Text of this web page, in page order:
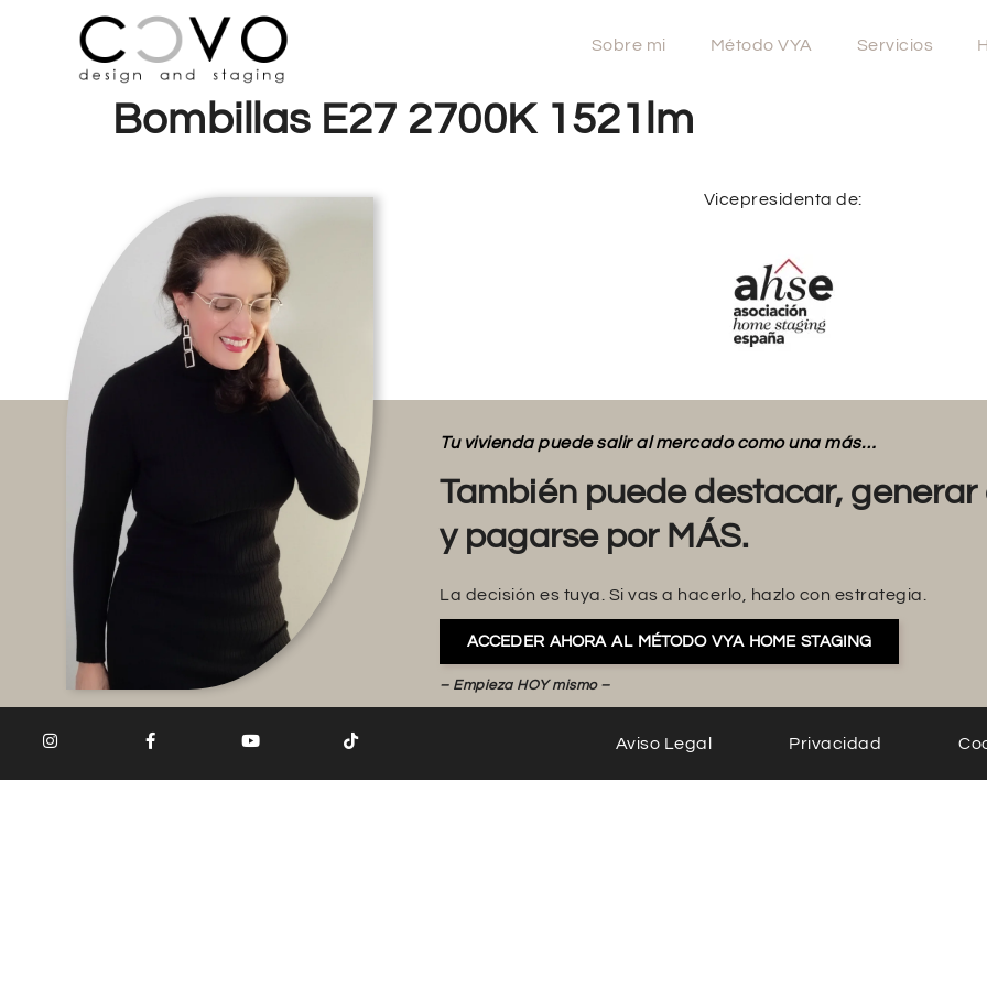
Sobre mi Método VYA Servicios
Bombillas E27 2700K 1521lm
Vicepresidenta de:
Tu vivienda puede salir al mercado como una más…
También puede destacar, generar
y pagarse por MÁS.
La decisión es tuya. Si vas a hacerlo, hazlo con estrategia.
ACCEDER AHORA AL MÉTODO VYA HOME STAGING
– Empieza HOY mismo –
Aviso Legal Privacidad